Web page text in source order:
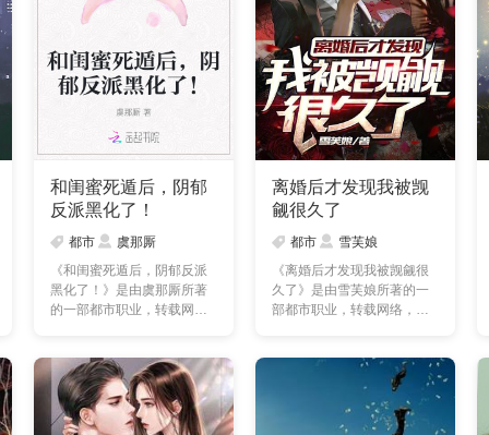
和闺蜜死遁后，阴郁
反派黑化了！
都市
虞那厮
《和闺蜜死遁后，阴郁反派
黑化了！》是由虞那厮所著
的一部都市职业，转载网
离婚后才发现我被觊
觎很久了
都市
雪芙娘
《离婚后才发现我被觊觎很
久了》是由雪芙娘所著的一
部都市职业，转载网络，本